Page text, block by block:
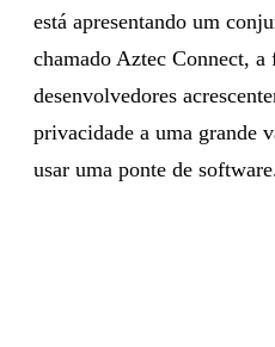
está apresentando um
chamado Aztec Connect,
desenvolvedores
privacidade a uma grande
usar uma ponte de